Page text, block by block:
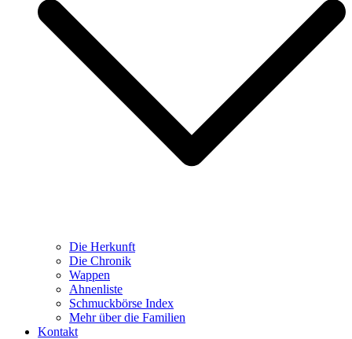
Die Herkunft
Die Chronik
Wappen
Ahnenliste
Schmuckbörse Index
Mehr über die Familien
Kontakt